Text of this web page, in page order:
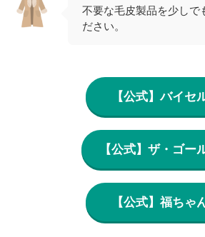
不要な毛皮製品を少しで
ださい。
【公式】バイセ
【公式】ザ・ゴー
【公式】福ちゃ